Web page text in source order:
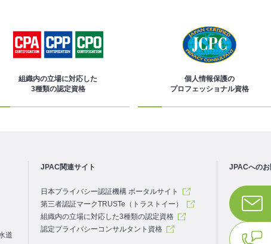
組織内の立場に対応した
3種類の認定資格
個人情報保護の
プロフェッショナル資格
道
JPAC関連サイト
日本プライバシー認証機構 ポータルサイト
第三者認証マークTRUSTe（トラストイー）
組織内の立場に対応した3種類の認定資格
認定プライバシーコンサルタント資格
JPACへの